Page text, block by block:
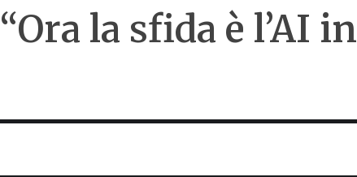
la sfida è l’AI in